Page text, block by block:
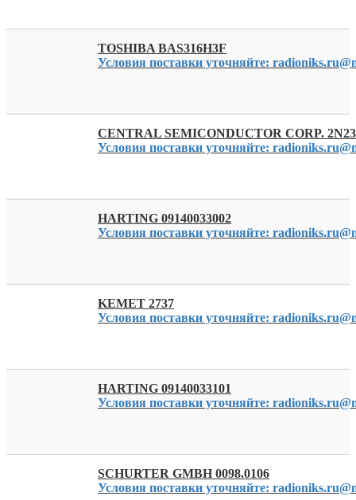
TOSHIBA BAS316H3F
Условия поставки уточняйте:
CENTRAL SEMICONDUCTOR CORP.
Условия поставки уточняйте:
HARTING 09140033002
Условия поставки уточняйте:
KEMET 2737
Условия поставки уточняйте:
HARTING 09140033101
Условия поставки уточняйте:
SCHURTER GMBH 0098.0106
Условия поставки уточняйте: